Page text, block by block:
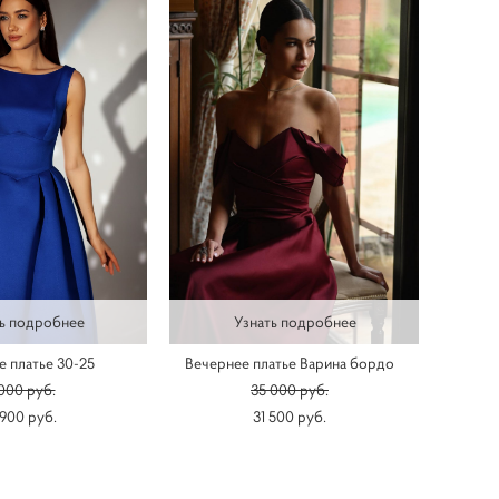
подробнее
платье 30-25
pуб.
pуб.
Узнать подробнее
Вечернее платье Варина бордо
35 000 pуб.
31 500 pуб.